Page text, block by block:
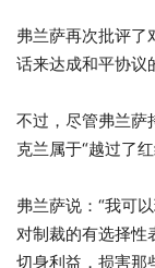
弗兰萨再次批评了
话来达成和平协议
不过，尽管弗兰萨
克兰属于“越过了红
弗兰萨说：“我可
对制裁的有选择性
切身利益，损害那